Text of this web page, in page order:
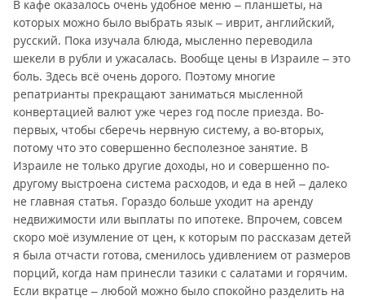
В кафе оказалось очень удобное меню – планшеты, на
которых можно было выбрать язык – иврит, английский,
русский. Пока изучала блюда, мысленно переводила
шекели в рубли и ужасалась. Вообще цены в Израиле – это
боль. Здесь всё очень дорого. Поэтому многие
репатрианты прекращают заниматься мысленной
конвертацией валют уже через год после приезда. Во-
первых, чтобы сберечь нервную систему, а во-вторых,
потому что это совершенно бесполезное занятие. В
Израиле не только другие доходы, но и совершенно по-
другому выстроена система расходов, и еда в ней – далеко
не главная статья. Гораздо больше уходит на аренду
недвижимости или выплаты по ипотеке. Впрочем, совсем
скоро моё изумление от цен, к которым по рассказам детей
я была отчасти готова, сменилось удивлением от размеров
порций, когда нам принесли тазики с салатами и горячим.
Если вкратце – любой можно было спокойно разделить на